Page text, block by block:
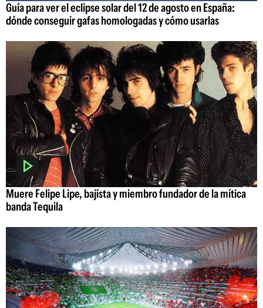
Guía para ver el eclipse solar del 12 de agosto en España:
dónde conseguir gafas homologadas y cómo usarlas
Muere Felipe Lipe, bajista y miembro fundador de la mítica
banda Tequila